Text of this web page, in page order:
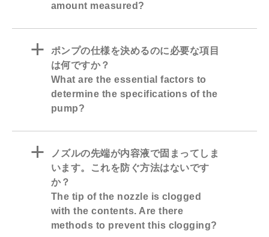
amount measured?
a
ポンプの仕様を決めるのに必要な項目
は何ですか？
What are the essential factors to
determine the specifications of the
pump?
a
ノズルの先端が内容液で固まってしま
います。これを防ぐ方法はないです
か？
The tip of the nozzle is clogged
with the contents. Are there
methods to prevent this clogging?